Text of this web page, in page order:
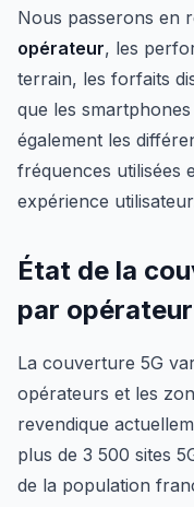
Nous passerons en
opérateur, les
terrain, les forfaits
que les
également les
fréquences utilisées
expérience
État de la
par opérateur
La couverture 5G
opérateurs et les
revendique
plus de 3 500 sites
de la population